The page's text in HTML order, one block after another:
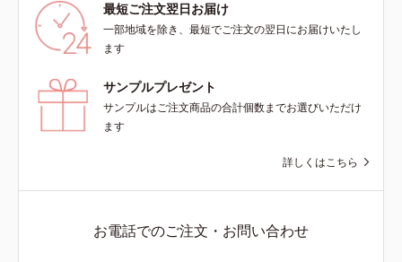
最短ご注文翌日お届け
一部地域を除き、最短でご注文の翌日にお届けいたし
ます
サンプルプレゼント
サンプルはご注文商品の合計個数までお選びいただけ
ます
詳しくはこちら
お電話でのご注文・お問い合わせ